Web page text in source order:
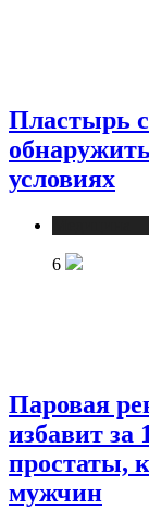
Пластырь
условиях
6
Паровая
избавит за
простаты,
мужчин